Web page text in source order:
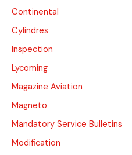
Continental
Cylindres
Inspection
Lycoming
Magazine Aviation
Magneto
Mandatory Service Bulletins
Modification